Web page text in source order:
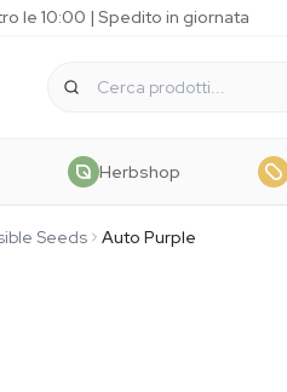
le 10:00 | Spedito in giornata
Herbshop
Seeds Auto Purple